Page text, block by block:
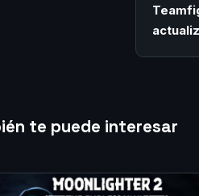
te puede interesar